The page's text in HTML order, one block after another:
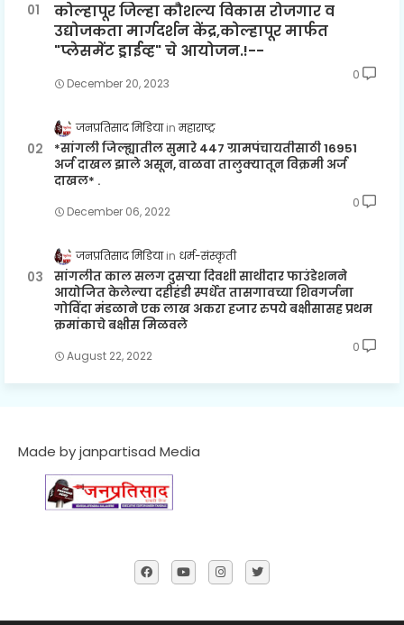
कोल्हापूर जिल्हा कौशल्य विकास रोजगार व
उद्योजकता मार्गदर्शन केंद्र,कोल्हापूर मार्फत
"प्लेसमेंट ड्राईव्ह" चे आयोजन.!--
December 20, 2023
0
जनप्रतिसाद मिडिया महाराष्ट्र
*सांगली जिल्ह्यातील सुमारे 447 ग्रामपंचायतीसाठी 16951
अर्ज दाखल झाले असून, वाळवा तालुक्यातून विक्रमी अर्ज
दाखल* .
December 06, 2022
0
जनप्रतिसाद मिडिया धर्म-संस्कृती
सांगलीत काल सलग दुसऱ्या दिवशी साथीदार फाउंडेशनने
आयोजित केलेल्या दहीहंडी स्पर्धेत तासगावच्या शिवगर्जना
गोविंदा मंडळाने एक लाख अकरा हजार रुपये बक्षीसासह प्रथम
क्रमांकाचे बक्षीस मिळवले
August 22, 2022
0
Made by janpartisad Media